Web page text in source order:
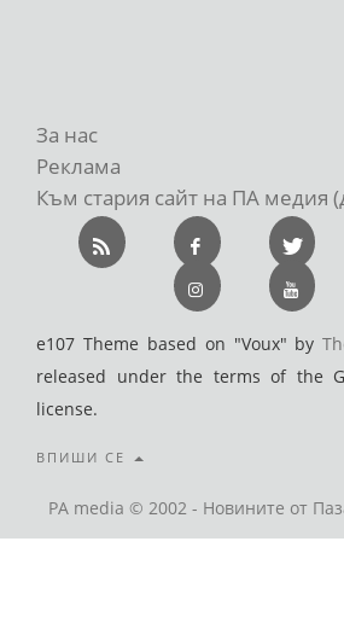
За нас
Реклама
Към стария сайт на ПА медия
e107 Theme based on "Voux" by
released under the terms of the
license.
ВПИШИ СЕ
PA media © 2002 - Новините от